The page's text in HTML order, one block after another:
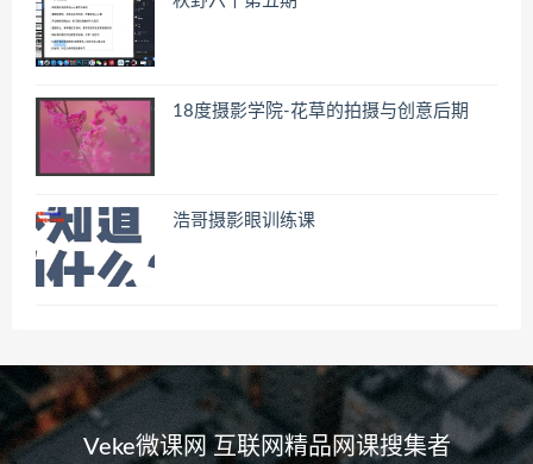
18度摄影学院-花草的拍摄与创意后期
浩哥摄影眼训练课
Veke微课网 互联网精品网课搜集者